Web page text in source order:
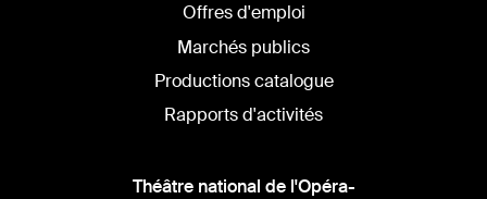
Offres d'emploi
Marchés publics
Productions catalogue
Rapports d'activités
Théâtre national de l'Opéra-